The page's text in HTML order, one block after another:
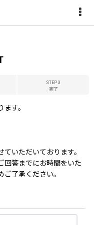
STEP 3
完了
す。
いただいております。
回答までにお時間をいた
了承ください。